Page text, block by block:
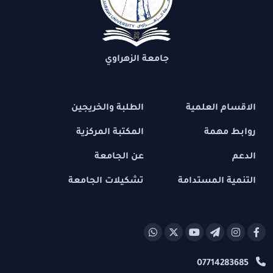
جامعة الزهراوي
الاقسام العلمية
روابط مهمة
الدعم
التنمية المستدامة
الطلبة والخريجين
المكتبة المركزية
عن الجامعة
تشكيلات الجامعة
07714283685